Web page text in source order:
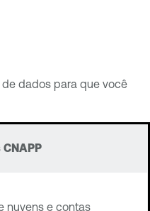
dados para que você
nuvens e contas